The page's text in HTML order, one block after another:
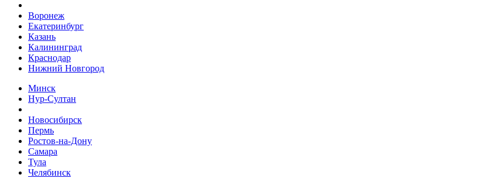
Воронеж
Екатеринбург
Казань
Калининград
Краснодар
Нижний Новгород
Минск
Нур-Султан
Новосибирск
Пермь
Ростов-на-Дону
Самара
Тула
Челябинск